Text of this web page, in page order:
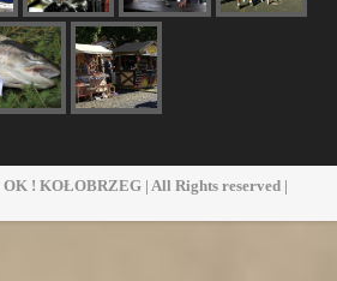
OK ! KOŁOBRZEG | All Rights reserved |